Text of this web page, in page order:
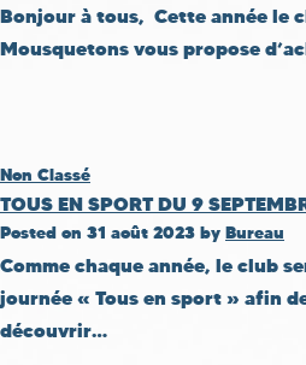
Bonjour à tous, Cette année le
Mousquetons vous propose
Non Classé
TOUS EN SPORT DU 9
Posted on 31 août 2023 by Bureau
Comme chaque année, le club
journée « Tous en sport » afin
découvrir…